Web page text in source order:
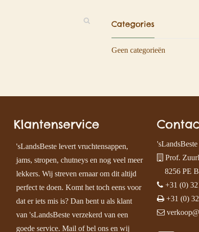
Categories
Geen categorieën
Klantenservice
'sLandsBeste levert vruchtensappen,
jams, stropen, chutneys en nog veel meer
lekkers. Wij streven ernaar om dit altijd
perfect te doen. Komt het toch eens voor
dat er iets mis is? Dan bent u als klant
van 'sLandsBeste verzekerd van een
goede service. Mail of bel ons en wij
Prof.
8256 PE
+31 (0)
+31 (0)